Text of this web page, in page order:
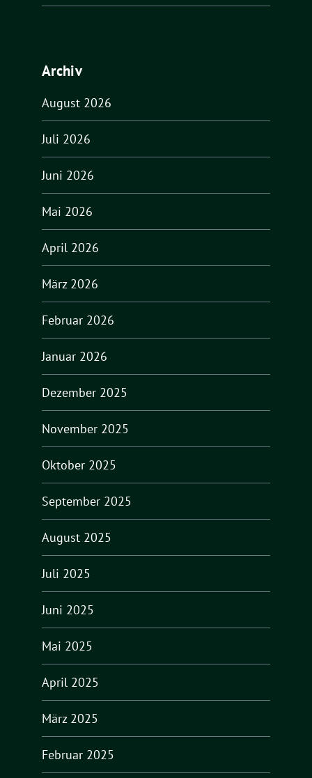
Archiv
August 2026
Juli 2026
Juni 2026
Mai 2026
April 2026
März 2026
Februar 2026
Januar 2026
Dezember 2025
November 2025
Oktober 2025
September 2025
August 2025
Juli 2025
Juni 2025
Mai 2025
April 2025
März 2025
Februar 2025